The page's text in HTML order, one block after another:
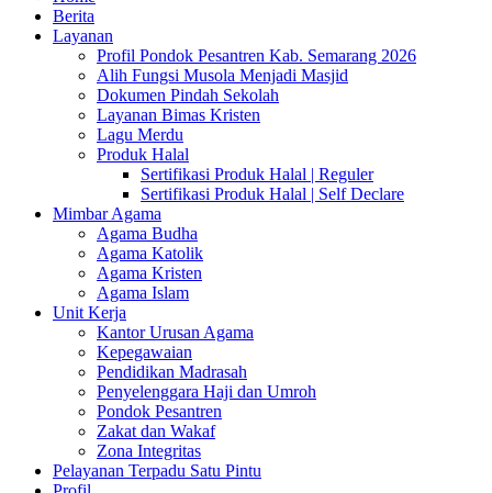
Berita
Layanan
Profil Pondok Pesantren Kab. Semarang 2026
Alih Fungsi Musola Menjadi Masjid
Dokumen Pindah Sekolah
Layanan Bimas Kristen
Lagu Merdu
Produk Halal
Sertifikasi Produk Halal | Reguler
Sertifikasi Produk Halal | Self Declare
Mimbar Agama
Agama Budha
Agama Katolik
Agama Kristen
Agama Islam
Unit Kerja
Kantor Urusan Agama
Kepegawaian
Pendidikan Madrasah
Penyelenggara Haji dan Umroh
Pondok Pesantren
Zakat dan Wakaf
Zona Integritas
Pelayanan Terpadu Satu Pintu